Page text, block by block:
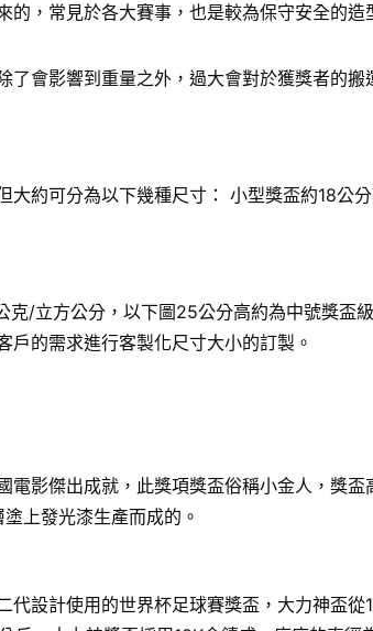
，常見於各大賽事，也是較為保守安全的造
會影響到重量之外，過大會對於獲獎者的
約可分為以下幾種尺寸： 小型獎盃約18
/立方公分，以下圖25公分高約為中號獎盃
的需求進行客製化尺寸大小的訂製。
電影傑出成就，此獎項獎盃俗稱小金人，獎
上發光漆生產而成的。
設計使用的世界杯足球賽獎盃，大力神盃